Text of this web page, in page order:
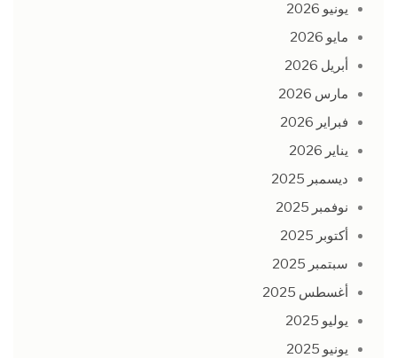
يونيو 2026
مايو 2026
أبريل 2026
مارس 2026
فبراير 2026
يناير 2026
ديسمبر 2025
نوفمبر 2025
أكتوبر 2025
سبتمبر 2025
أغسطس 2025
يوليو 2025
يونيو 2025